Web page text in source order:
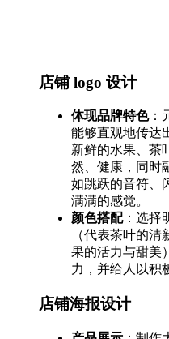
店铺 logo 设计
体现品牌特色：
能够直观地传达
新鲜的水果、茶
然、健康，同时
如跳跃的音符、
满满的感觉。
颜色搭配：选择
（代表茶叶的
果的活力与甜美
力，并给人以积
店铺海报设计